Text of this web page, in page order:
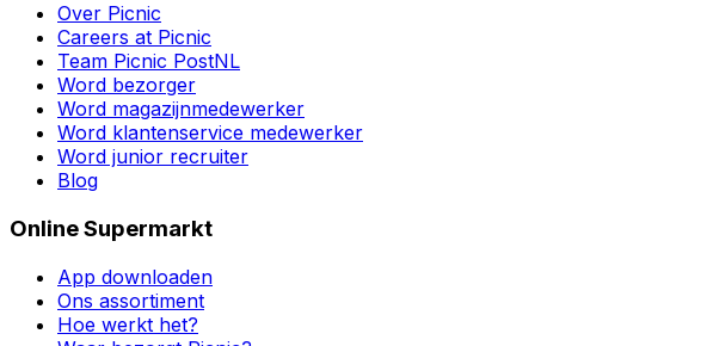
Over Picnic
Careers at Picnic
Team Picnic PostNL
Word bezorger
Word magazijnmedewerker
Word klantenservice medewerker
Word junior recruiter
Blog
Online Supermarkt
App downloaden
Ons assortiment
Hoe werkt het?